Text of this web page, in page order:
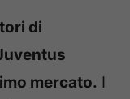
di
mercato. I